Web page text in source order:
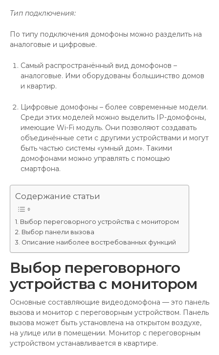
Тип подключения:
По типу подключения домофоны можно разделить на
аналоговые и цифровые.
Самый распространённый вид домофонов –
аналоговые. Ими оборудованы большинство домов
и квартир.
Цифровые домофоны – более современные модели.
Среди этих моделей можно выделить IP-домофоны,
имеющие Wi-Fi модуль. Они позволяют создавать
объединённые сети с другими устройствами и могут
быть частью системы «умный дом». Такими
домофонами можно управлять с помощью
смартфона.
Содержание статьи
Выбор переговорного устройства с монитором
Выбор панели вызова
Описание наиболее востребованных функций
Выбор переговорного
устройства с монитором
Основные составляющие видеодомофона — это панель
вызова и монитор с переговорным устройством. Панель
вызова может быть установлена на открытом воздухе,
на улице или в помещении. Монитор с переговорным
устройством устанавливается в квартире.